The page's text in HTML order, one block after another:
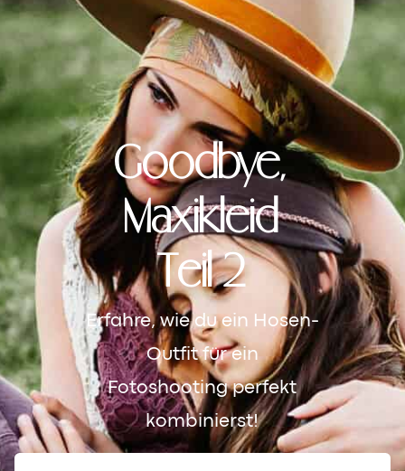
Goodbye,
Maxikleid
Teil 2
Erfahre, wie du ein Hosen-
Outfit für ein
Fotoshooting perfekt
kombinierst!